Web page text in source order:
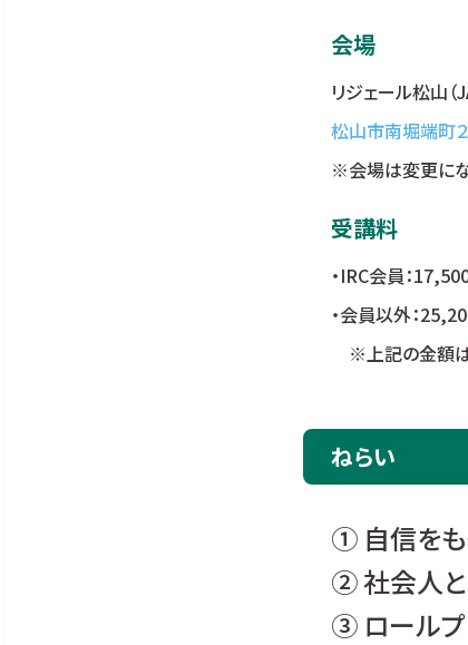
会場
リジェール松山（
松山市南堀端町
※会場は変更にな
受講料
・IRC会員：
・会員以外：
※上記の金額は
ねらい
① 自信をも
② 社会人と
③ ロールプ